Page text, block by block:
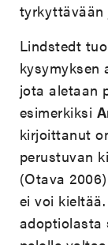
tyrkyttävään
Lindstedt
kysymyksen
jota aletaan
esimerkiksi
kirjoittanut
perustuvan
(Otava
ei voi
adoptiolasta